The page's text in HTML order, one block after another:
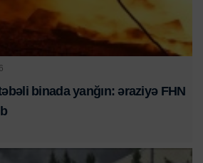
binada yanğın: əraziyə FHN